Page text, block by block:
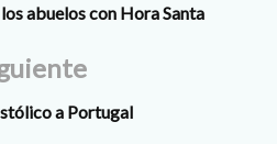
abuelos con Hora Santa
a Portugal